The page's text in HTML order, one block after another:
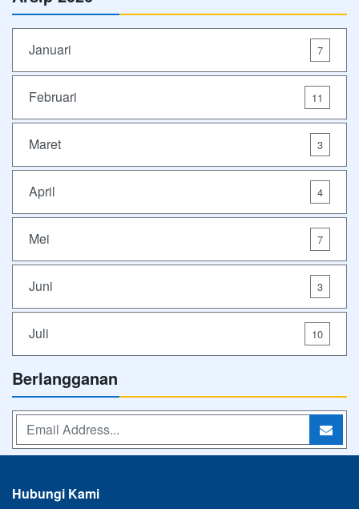
Januari 7
Februari 11
Maret 3
April 4
Mei 7
Juni 3
Juli 10
Berlangganan
Hubungi Kami